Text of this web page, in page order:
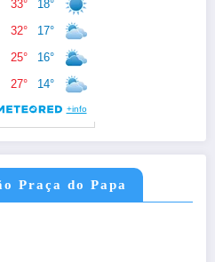
Praça do Papa